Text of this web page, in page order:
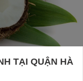
TẠI QUẬN HÀ